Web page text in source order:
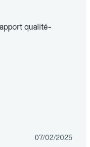
qualité-
07/02/2025